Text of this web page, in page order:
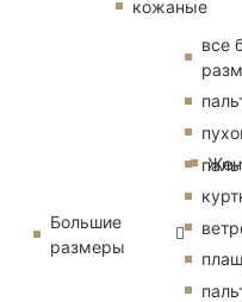
кожаные
Большие
размеры
все